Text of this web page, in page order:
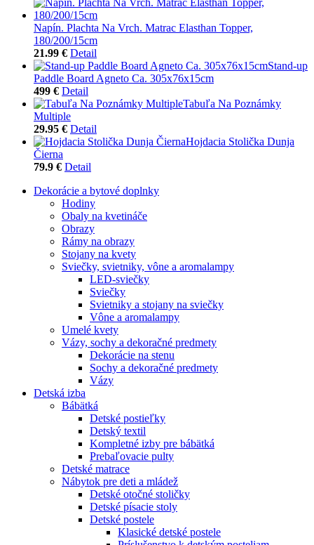
Napín. Plachta Na Vrch. Matrac Elasthan Topper,
180/200/15cm
21.99 € Detail
Stand-up
Paddle Board Agneto Ca. 305x76x15cm
499 € Detail
Tabuľa Na Poznámky
Multiple
29.95 € Detail
Hojdacia Stolička Dunja
Čierna
79.9 € Detail
Dekorácie a bytové doplnky
Hodiny
Obaly na kvetináče
Obrazy
Rámy na obrazy
Stojany na kvety
Sviečky, svietniky, vône a aromalampy
LED-sviečky
Sviečky
Svietniky a stojany na sviečky
Vône a aromalampy
Umelé kvety
Vázy, sochy a dekoračné predmety
Dekorácie na stenu
Sochy a dekoračné predmety
Vázy
Detská izba
Bábätká
Detské postieľky
Detský textil
Kompletné izby pre bábätká
Prebaľovacie pulty
Detské matrace
Nábytok pre deti a mládež
Detské otočné stoličky
Detské písacie stoly
Detské postele
Klasické detské postele